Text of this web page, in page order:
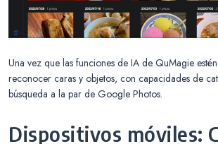
Una vez que las funciones de IA de QuMagie
reconocer caras y objetos, con capacidades de
búsqueda a la par de Google Photos.
Dispositivos móviles: